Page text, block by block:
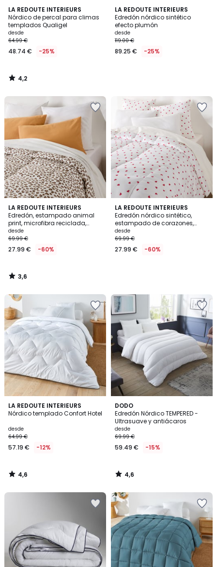
LA REDOUTE INTERIEURS
Nórdico de percal para climas
templados Qualigel
desde
64.99 €
48.74 € -25%
4,2
/ 5
4,2
/
LA REDOUTE INTERIEURS
Edredón nórdico sintético
efecto plumón
desde
119.00 €
89.25 € -25%
LA REDOUTE INTERIEURS
Edredón, estampado animal
print, microfibra reciclada,
LEOPOLD
desde
69.99 €
27.99 € -60%
3,6
/ 5
3,6
/
LA REDOUTE INTERIEURS
Edredón nórdico sintético,
estampado de corazones,
microfibra reciclada, SCACCO
desde
69.99 €
27.99 € -60%
LA REDOUTE INTERIEURS
Nórdico templado Confort Hotel
desde
64.99 €
57.19 € -12%
4,6
/ 5
4,6
/
DODO
Edredón Nórdico TEMPERED -
Ultrasuave y antiácaros
desde
69.99 €
59.49 € -15%
4,6
/ 5
4,6
/